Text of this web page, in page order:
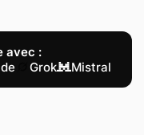
avec :
Grok Mistral